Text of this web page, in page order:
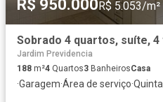
R$ 950.000 R$ 5.053/m²
Jardim Previdencia
188 m²4 Quartos3 BanheirosCasa
·Garagem·Área de serviço·Quintal